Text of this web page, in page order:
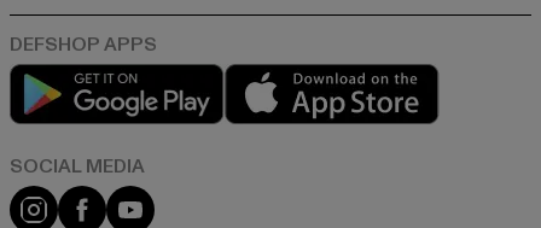
Play market
Instagram
FacebookYouTube